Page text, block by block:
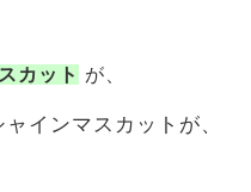
カット が、
インマスカットが、